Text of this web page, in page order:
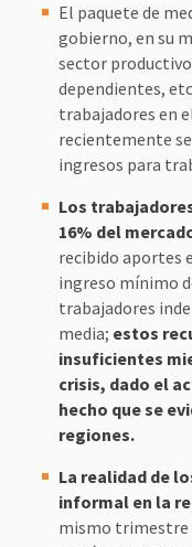
El paquete de
gobierno, en su
sector
dependientes,
trabajadores en
recientemente
ingresos para
Los
16% del
recibido aportes
ingreso mínimo
trabajadores
media; estos
insuficientes
crisis, dado el
hecho que se
regiones.
La realidad de
informal en la
mismo trimestre